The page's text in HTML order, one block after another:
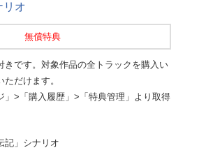
リオ
無償特典
きです。対象作品の全トラックを購入い
だけます。
>「購入履歴」>「特典管理」より取得
記」シナリオ